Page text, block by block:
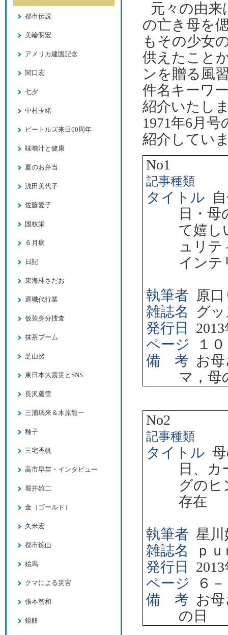
元々の由来
の亡き母を
もその少女
供えたこと
ンを贈る風
件名キーワ
紹介いたし
1971年6月号
紹介してい
No1
記事種類
タイトル
日・
て嬉し
ュリテ
インテ
執筆者 原
雑誌名
グ
発行日
2013
ページ
１
備 考 お
マ，母
No2
記事種類
タイトル
日、
グのヒ
存在
執筆者 星川
雑誌名
ｐ
発行日
2013
ページ
６
備 考 お
の日
都市伝説
美輪明宏
アメリカ建国記念
関口宏
七夕
中村玉緒
ビートルズ来日60周年
味噌汁と健康
夏のお弁当
浅田美代子
佐藤愛子
国枝栄
６月病
日記
東海林さだお
退職代行業
仮装身分捜査
抹茶ブーム
芝山努
東日本大震災とSNS
長沢蘆雪
三浦璃来＆木原龍一
種子
三宅香帆
高市早苗・インタビュー
堀井雄二
金（ゴールド）
久米宏
都市鉱山
絵馬
クマによる災害
張本智和
鏡餅